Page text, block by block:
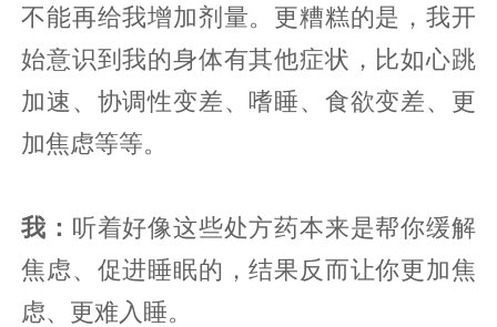
不能再给我增加剂量。更糟糕的是，我开
始意识到我的身体有其他症状，比如心跳
加速、协调性变差、嗜睡、食欲变差、更
加焦虑等等。
我： 听着好像这些处方药本来是帮你缓解
焦虑、促进睡眠的，结果反而让你更加焦
虑、更难入睡。